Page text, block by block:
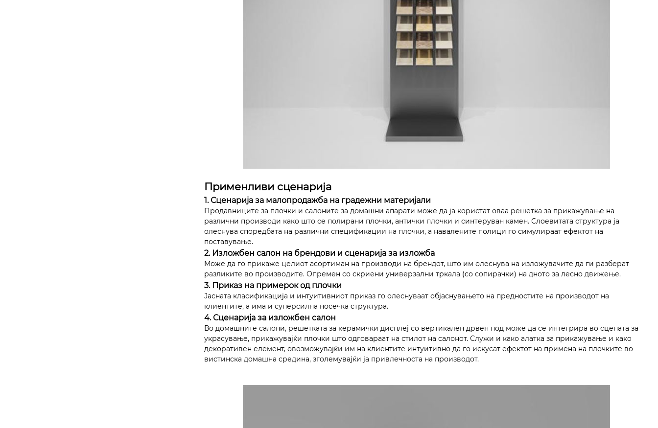
Применливи сценарија
1. Сценарија за малопродажба на градежни материјали
Продавниците за плочки и салоните за домашни апарати може да ја користат оваа решетка за прикажување на
различни производи како што се полирани плочки, антички плочки и синтеруван камен. Слоевитата структура ја
олеснува споредбата на различни спецификации на плочки, а навалените полици го симулираат ефектот на
поставување.
2. Изложбен салон на брендови и сценарија за изложба
Може да го прикаже целиот асортиман на производи на брендот, што им олеснува на изложувачите да ги разберат
разликите во производите. Опремен со скриени универзални тркала (со сопирачки) на дното за лесно движење.
3. Приказ на примерок од плочки
Јасната класификација и интуитивниот приказ го олеснуваат објаснувањето на предностите на производот на
клиентите, а има и суперсилна носечка структура.
4. Сценарија за изложбен салон
Во домашните салони, решетката за керамички дисплеј со вертикален дрвен под може да се интегрира во сцената за
украсување, прикажувајќи плочки што одговараат на стилот на салонот. Служи и како алатка за прикажување и како
декоративен елемент, овозможувајќи им на клиентите интуитивно да го искусат ефектот на примена на плочките во
вистинска домашна средина, зголемувајќи ја привлечноста на производот.